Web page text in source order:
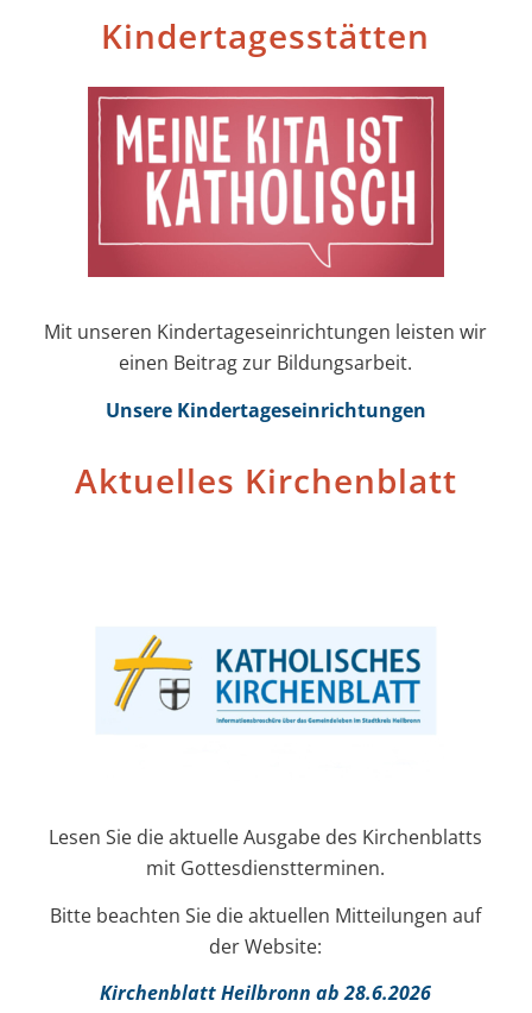
Kinder­tages­stätten
Mit unseren Kinder­tages­einrichtungen leisten wir
einen Beitrag zur Bildungs­arbeit.
Unsere Kinder­tages­einrichtungen
Aktuelles Kirchenblatt
Lesen Sie die aktuelle Ausgabe des Kirchenblatts
mit Gottesdienstterminen.
Bitte beachten Sie die aktuellen Mitteilungen auf
der Website:
Kirchenblatt Heilbronn ab 28.6.2026